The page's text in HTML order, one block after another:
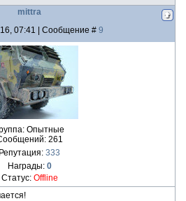
mittra
07:41 | Сообщение # 9
Опытные
261
Репутация: 333
Награды: 0
Статус: Offline